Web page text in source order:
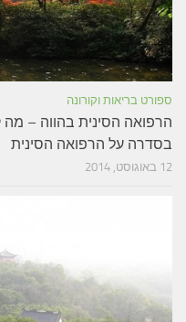
ספורט בריאות וקורונה
הרפואה הסינית בהווה – מה
בסדרה על הרפואה הסינית
12 באוגוסט, 2014